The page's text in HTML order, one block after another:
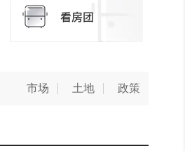
市场 土地 政策